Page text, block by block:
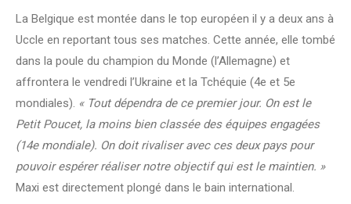
La Belgique est montée dans le top européen il y a deux ans à
Uccle en reportant tous ses matches. Cette année, elle tombé
dans la poule du champion du Monde (l’Allemagne) et
affrontera le vendredi l’Ukraine et la Tchéquie (4e et 5e
mondiales). « Tout dépendra de ce premier jour. On est le
Petit Poucet, la moins bien classée des équipes engagées
(14e mondiale). On doit rivaliser avec ces deux pays pour
pouvoir espérer réaliser notre objectif qui est le maintien. »
Maxi est directement plongé dans le bain international.